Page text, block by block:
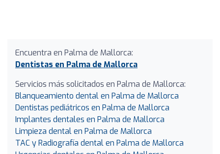
Encuentra en Palma de Mallorca:
Dentistas en Palma de Mallorca
Servicios más solicitados en Palma de Mallorca:
Blanqueamiento dental en Palma de Mallorca
Dentistas pediátricos en Palma de Mallorca
Implantes dentales en Palma de Mallorca
Limpieza dental en Palma de Mallorca
TAC y Radiografía dental en Palma de Mallorca